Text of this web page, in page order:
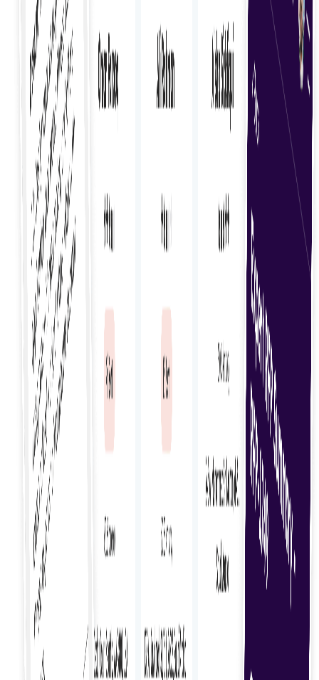
Быстрое введение в должность
Быстрое привлечение внештатных сотрудников с
помощью упрощенных процедур, позволяющих
легко интегрировать их в вашу команду и проекты.
Безопасные контракты
Создание и управление безопасными контрактами
для оформления соглашений и защиты обеих
сторон на протяжении всего проекта.
Надзор за проектом
Эффективно контролируйте проекты фрилансеров с
помощью инструментов, позволяющих
отслеживать прогресс, результаты и этапы работы.
Мониторинг производительности
Отслеживайте и оценивайте работу фрилансеров с
помощью подробной аналитики, чтобы
гарантировать высокое качество работы и
своевременное выполнение.
Поиск талантов
Найдите лучших внештатных сотрудников с
помощью оптимизированного процесса поиска с
учетом ваших потребностей.